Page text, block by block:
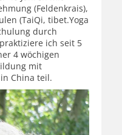
(Feldenkrais),
(TaiQi, tibet.Yoga
durch
ich seit 5
4 wöchigen
mit
China teil.